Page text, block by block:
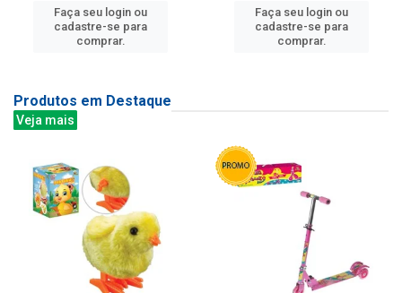
Faça seu login ou
cadastre-se para
comprar.
Faça seu login ou
cadastre-se para
comprar.
Produtos em Destaque
Veja mais